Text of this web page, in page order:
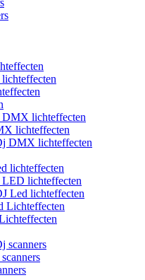
DMX lichteffecten
lichteffecten
DMX lichteffecten
lichteffecten
LED lichteffecten
Led lichteffecten
Lichteffecten
scanners